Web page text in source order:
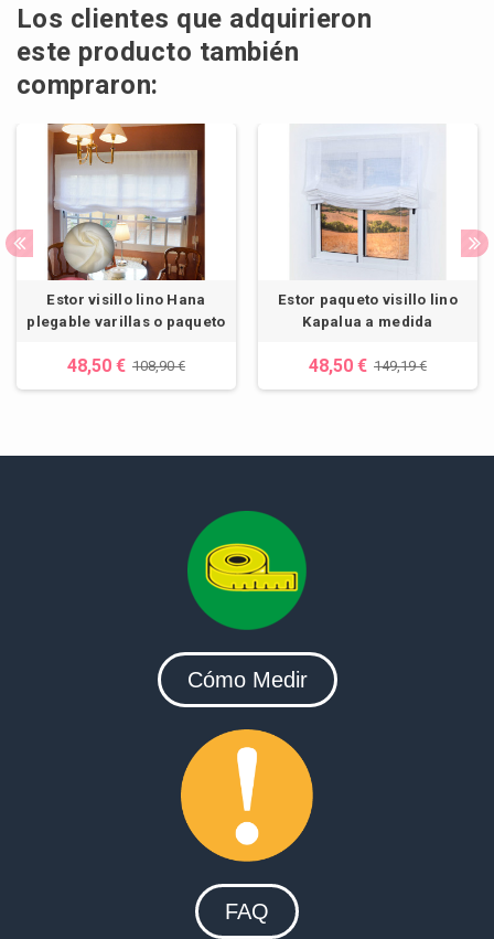
Los clientes que adquirieron
este producto también
compraron:
Estor visillo lino Hana
plegable varillas o paqueto
48,50 € 108,90 €
Estor paqueto visillo lino
Kapalua a medida
48,50 € 149,19 €
Cómo Medir
FAQ